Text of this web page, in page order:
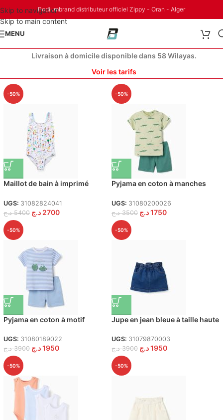
Skip to navigation
Skip to main content
Podiumbrand distributeur officiel Zippy - Oran - Alger
MENU
Livraison à domicile disponible dans 58 Wilayas.
Voir les tarifs
-50%
Maillot de bain à imprimé
fille, blanc
UGS: 31082824041
5400 د.ج 2700 د.ج
-50%
Pyjama en coton à manches
pour bébé garçon, vert
UGS: 31080200026
3500 د.ج 1750د.ج
-50%
Pyjama en coton à motif
blanc/bleu
UGS: 31080189022
3900 د.ج 1950د.ج
-50%
Jupe en jean bleue à taille haute
UGS: 31079870003
3900 د.ج 1950د.ج
-50% -50%